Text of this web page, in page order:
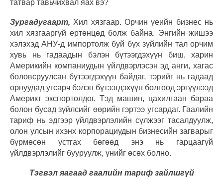
татвар тавьчихвал яах вэ?
Зургадугаарт, Хил хязгаар. Орчин үеийн бизнес нь
хил хязгааргүй ертөнцөд болж байна. Энгийн жишээ
хэлэхэд АНУ-д импортолж буй бүх зүйлийн тал орчим
хувь нь гадаадын бэлэн бүтээгдэхүүн биш, харин
Америкийн компаниудын үйлдвэрлэсэн эд анги, хагас
боловсруулсан бүтээгдэхүүн байдаг, тэрийг нь гадаад
орнуудад угсарч бэлэн бүтээгдэхүүн болгоод эргүүлээд
Америкт экспортолдог. Тэд машин, цахилгаан бараа
болон бусад зүйлсийг өөрийн гэртээ угсардаг. Гаалийн
тариф нь эдгээр үйлдвэрлэлийн сүлжээг тасалдуулж,
олон улсын ихэнх корпорациудын бизнесийн загварыг
бүрмөсөн устгах бөгөөд энэ нь гарцаагүй
үйлдвэрлэлийг бууруулж, үнийг өсөх болно.
Тэгвэл яагаад гаалийн тариф зайлшгүй